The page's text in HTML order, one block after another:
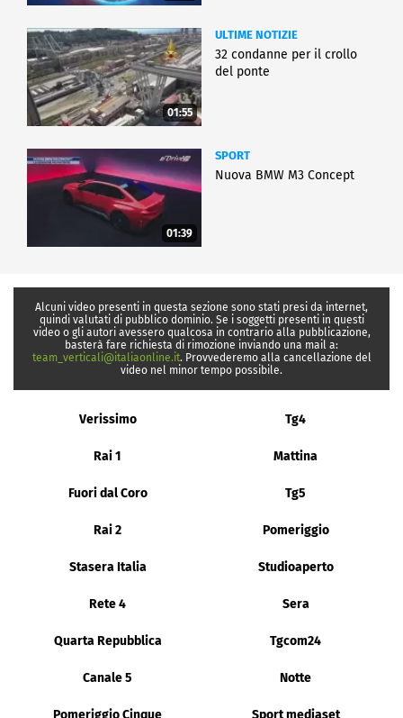
01:55
ULTIME NOTIZIE
32 condanne per il crollo
del ponte
01:39
SPORT
Nuova BMW M3 Concept
Alcuni video presenti in questa sezione sono stati presi da internet,
quindi valutati di pubblico dominio. Se i soggetti presenti in questi
video o gli autori avessero qualcosa in contrario alla pubblicazione,
basterà fare richiesta di rimozione inviando una mail a:
team_verticali@italiaonline.it. Provvederemo alla cancellazione del
video nel minor tempo possibile.
Verissimo Tg4
Rai 1 Mattina
Fuori dal Coro Tg5
Rai 2 Pomeriggio
Stasera Italia Studioaperto
Rete 4 Sera
Quarta Repubblica Tgcom24
Canale 5 Notte